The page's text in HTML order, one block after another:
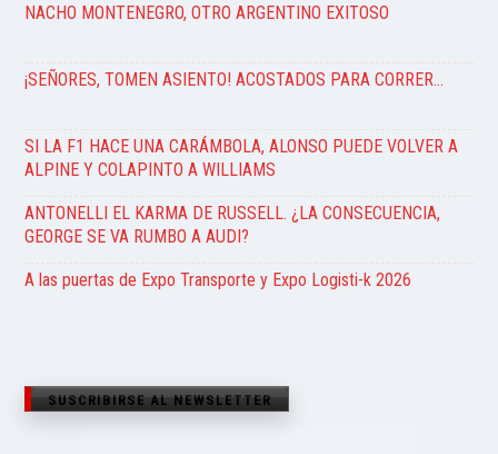
NACHO MONTENEGRO, OTRO ARGENTINO EXITOSO
¡SEÑORES, TOMEN ASIENTO! ACOSTADOS PARA CORRER…
SI LA F1 HACE UNA CARÁMBOLA, ALONSO PUEDE VOLVER A
ALPINE Y COLAPINTO A WILLIAMS
ANTONELLI EL KARMA DE RUSSELL. ¿LA CONSECUENCIA,
GEORGE SE VA RUMBO A AUDI?
A las puertas de Expo Transporte y Expo Logisti-k 2026
SUSCRIBIRSE AL NEWSLETTER